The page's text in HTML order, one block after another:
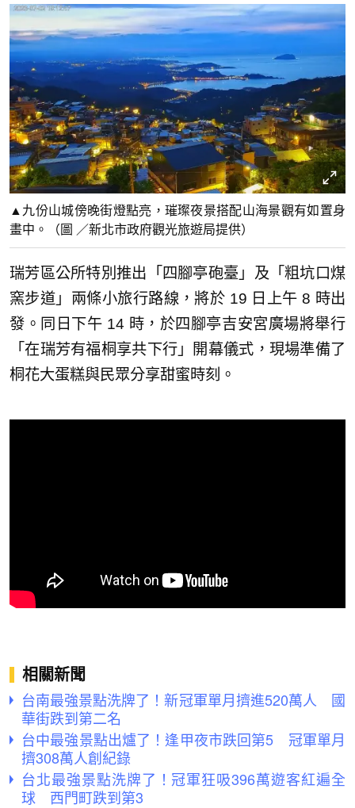
▲九份山城傍晚街燈點亮，璀璨夜景搭配山海景觀有如置身
畫中。（圖 ／新北市政府觀光旅遊局提供）
瑞芳區公所特別推出「四腳亭砲臺」及「粗坑口煤
窯步道」兩條小旅行路線，將於 19 日上午 8 時出
發。同日下午 14 時，於四腳亭吉安宮廣場將舉行
「在瑞芳有福桐享共下行」開幕儀式，現場準備了
桐花大蛋糕與民眾分享甜蜜時刻。
相關新聞
台南最強景點洗牌了！新冠軍單月擠進520萬人 國
華街跌到第二名
台中最強景點出爐了！逢甲夜市跌回第5 冠軍單月
擠308萬人創紀錄
台北最強景點洗牌了！冠軍狂吸396萬遊客紅遍全
球 西門町跌到第3